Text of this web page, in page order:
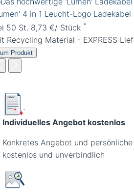
4 in 1 Leucht-Logo Ladekabel
50 St. 8,73 €/ Stück *
Recycling Material - EXPRESS
Produkt
Individuelles Angebot kostenlos
Konkretes Angebot und
kostenlos und unverbindlich